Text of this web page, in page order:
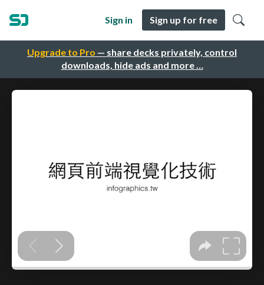
Upgrade to Pro — share decks privately, control
downloads, hide ads and more …
Sign in Sign up for free